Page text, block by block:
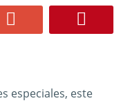
especiales, este